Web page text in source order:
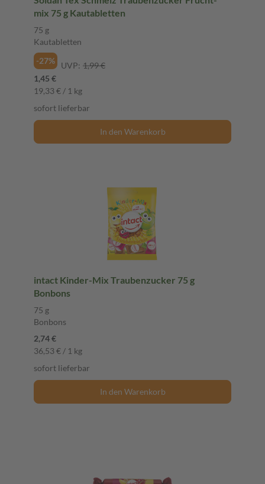
mix 75 g Kautabletten
75 g
Kautabletten
-27%
UVP: 1,99 €
1,45 €
19,33 € / 1 kg
sofort lieferbar
In den Warenkorb
intact Kinder-Mix Traubenzucker 75 g
Bonbons
75 g
Bonbons
2,74 €
36,53 € / 1 kg
sofort lieferbar
In den Warenkorb